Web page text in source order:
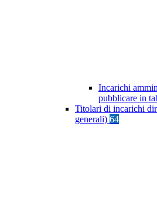
Incarichi
pubblicare in
Titolari di incarichi
generali) 64